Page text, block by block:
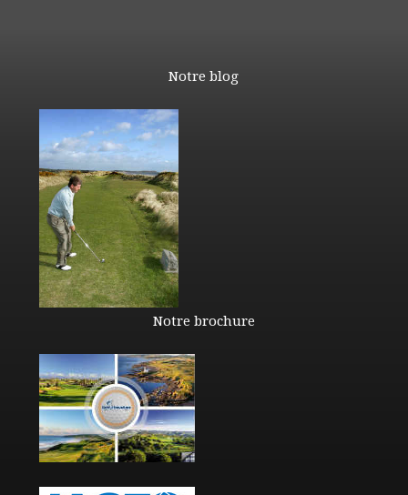
Notre blog
Notre brochure